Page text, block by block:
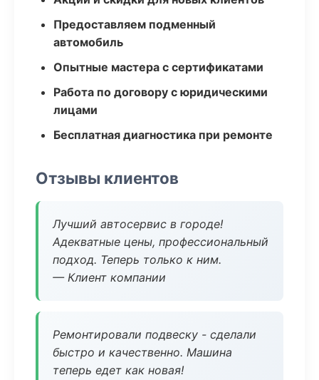
Предоставляем подменный
автомобиль
Опытные мастера с сертификатами
Работа по договору с юридическими
лицами
Бесплатная диагностика при ремонте
Отзывы клиентов
Лучший автосервис в городе!
Адекватные цены, профессиональный
подход. Теперь только к ним.
— Клиент компании
Ремонтировали подвеску - сделали
быстро и качественно. Машина
теперь едет как новая!